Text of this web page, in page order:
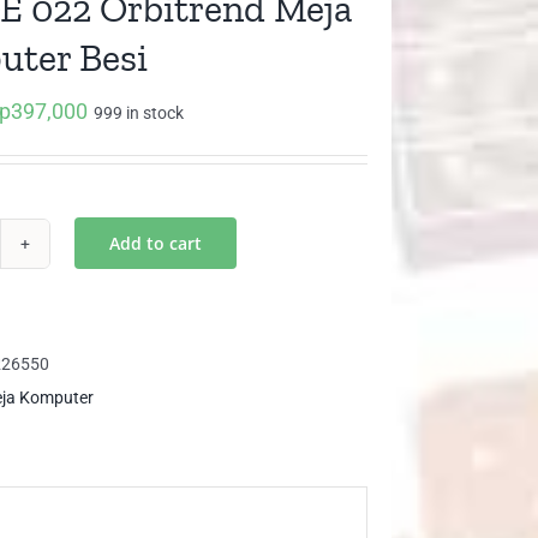
Besi
397,000 Current
999 in stock
Add to cart
Komputer